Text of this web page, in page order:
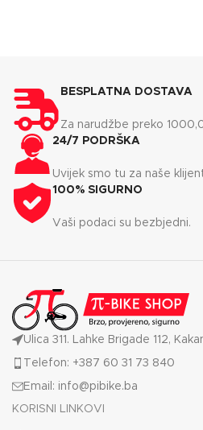
BESPLATNA DOSTAVA
Za narudžbe preko
24/7 PODRŠKA
Uvijek smo tu za naše
100% SIGURNO
Vaši podaci su bezbjedni.
Ulica 311. Lahke Brigade 112,
Telefon: +387 60 31 73 840
Email: info@pibike.ba
KORISNI LINKOVI